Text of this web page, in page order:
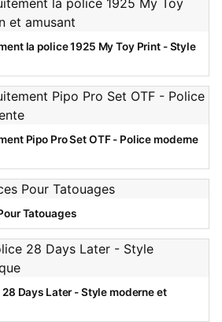
la police 1925 My Toy Print - Style
Pipo Pro Set OTF - Police moderne
Tatouages
Days Later - Style moderne et